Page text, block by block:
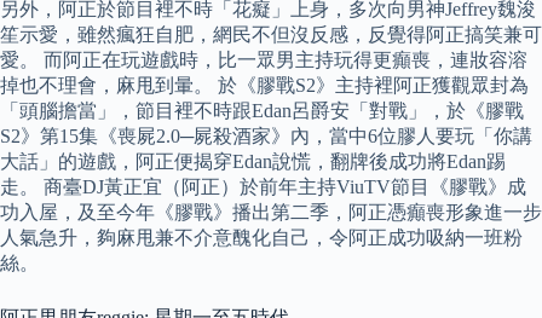
另外，阿正於節目裡不時「花癡」上身，多次向男神Jeffrey魏浚
笙示愛，雖然瘋狂自肥，網民不但沒反感，反覺得阿正搞笑兼可
愛。 而阿正在玩遊戲時，比一眾男主持玩得更癲喪，連妝容溶
掉也不理會，麻甩到暈。 於《膠戰S2》主持裡阿正獲觀眾封為
「頭腦擔當」，節目裡不時跟Edan呂爵安「對戰」，於《膠戰
S2》第15集《喪屍2.0─屍殺酒家》內，當中6位膠人要玩「你講
大話」的遊戲，阿正便揭穿Edan說慌，翻牌後成功將Edan踢
走。 商臺DJ黃正宜（阿正）於前年主持ViuTV節目《膠戰》成
功入屋，及至今年《膠戰》播出第二季，阿正憑癲喪形象進一步
人氣急升，夠麻甩兼不介意醜化自己，令阿正成功吸納一班粉
絲。